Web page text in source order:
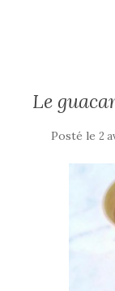
Le
Posté le 2